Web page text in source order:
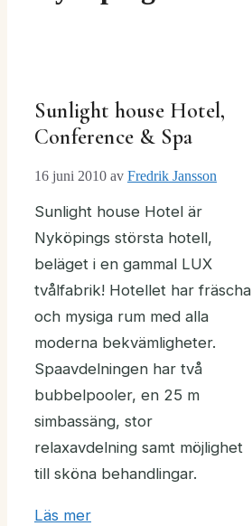
Sunlight house Hotel,
Conference & Spa
16 juni 2010 av Fredrik Jansson
Sunlight house Hotel är
Nyköpings största hotell,
beläget i en gammal LUX
tvålfabrik! Hotellet har fräscha
och mysiga rum med alla
moderna bekvämligheter.
Spaavdelningen har två
bubbelpooler, en 25 m
simbassäng, stor
relaxavdelning samt möjlighet
till sköna behandlingar.
Läs mer